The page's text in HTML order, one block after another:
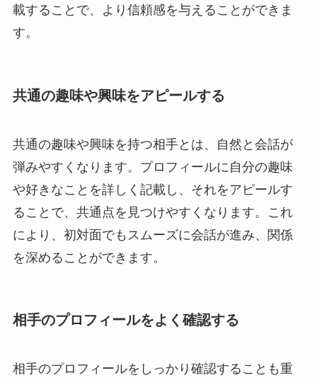
載することで、より信頼感を与えることができま
す。
共通の趣味や興味をアピールする
共通の趣味や興味を持つ相手とは、自然と会話が
弾みやすくなります。プロフィールに自分の趣味
や好きなことを詳しく記載し、それをアピールす
ることで、共通点を見つけやすくなります。これ
により、初対面でもスムーズに会話が進み、関係
を深めることができます。
相手のプロフィールをよく確認する
相手のプロフィールをしっかり確認することも重